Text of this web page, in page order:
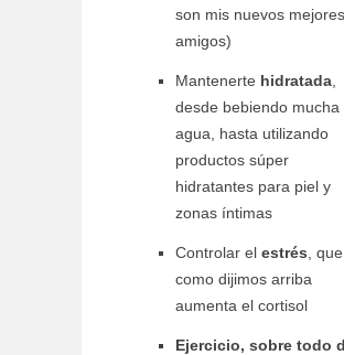
son mis nuevos mejores
amigos)
Mantenerte hidratada
desde bebiendo mucha
agua, hasta utilizando
productos súper
hidratantes para piel y
zonas íntimas
Controlar el estrés , que
como dijimos arriba
aumenta el cortisol
Ejercicio, sobre todo